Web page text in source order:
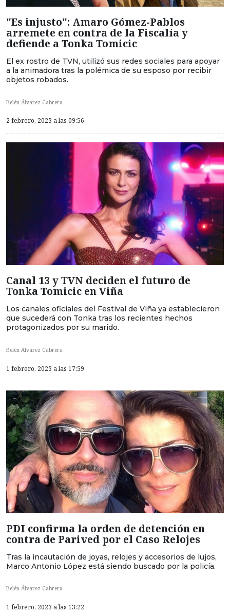
"Es injusto": Amaro Gómez-Pablos
arremete en contra de la Fiscalía y
defiende a Tonka Tomicic
El ex rostro de TVN, utilizó sus redes sociales para apoyar
a la animadora tras la polémica de su esposo por recibir
objetos robados.
Belén Álvarez Cabrera
2 febrero, 2023 a las 09:56
Canal 13 y TVN deciden el futuro de
Tonka Tomicic en Viña
Los canales oficiales del Festival de Viña ya establecieron
que sucederá con Tonka tras los recientes hechos
protagonizados por su marido.
Belén Álvarez Cabrera
1 febrero, 2023 a las 17:59
PDI confirma la orden de detención en
contra de Parived por el Caso Relojes
Tras la incautación de joyas, relojes y accesorios de lujos,
Marco Antonio López está siendo buscado por la policía.
Belén Álvarez Cabrera
1 febrero, 2023 a las 13:22